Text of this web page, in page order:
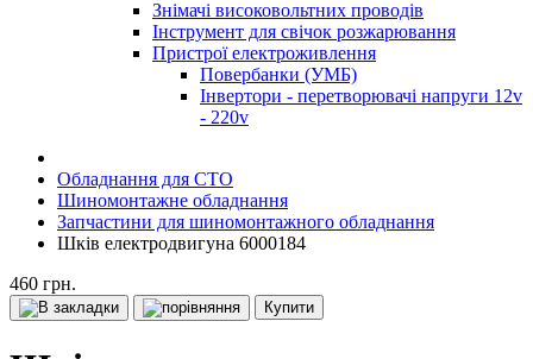
Знімачі високовольтних проводів
Інструмент для свічок розжарювання
Пристрої електроживлення
Повербанки (УМБ)
Інвертори - перетворювачі напруги 12v
- 220v
Обладнання для СТО
Шиномонтажне обладнання
Запчастини для шиномонтажного обладнання
Шків електродвигуна 6000184
460 грн.
Купити